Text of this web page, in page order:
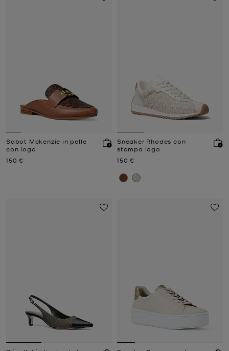
Sabot Mckenzie in pelle
con logo
Prezzo attuale
150 €
Sneaker Rhodes con
stampa logo
Prezzo attuale
150 €